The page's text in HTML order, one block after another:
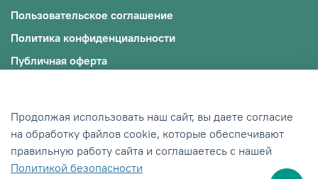
Пользовательское соглашение
Политика конфиденциальности
Публичная оферта
© 2009-2025, ООО "ЭКОЖИЛЬЕ"
ИНН: 0242012245/ОГРН: 1190280018598
Сделано в Хезар
Продолжая использовать наш сайт, вы даете согласие
на обработку файлов cookie, которые обеспечивают
правильную работу сайта и соглашаетесь с нашей
Политикой безопасности